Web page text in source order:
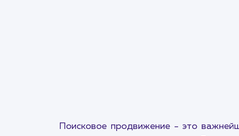
Поисковое продвижение - это